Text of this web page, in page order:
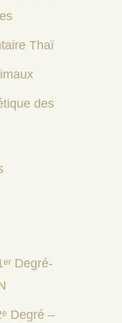
Thaï
des
Degré-
Degré –